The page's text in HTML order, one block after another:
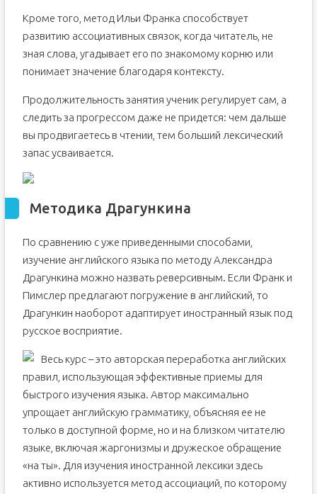
Кроме того, метод Ильи Франка способствует
развитию ассоциативных связок, когда читатель, не
зная слова, угадывает его по знакомому корню или
понимает значение благодаря контексту.
Продолжительность занятия ученик регулирует сам, а
следить за прогрессом даже не придется: чем дальше
вы продвигаетесь в чтении, тем больший лексический
запас усваивается.
Методика Драгункина
По сравнению с уже приведенными способами,
изучение английского языка по методу Александра
Драгункина можно назвать реверсивным. Если Франк и
Пимслер предлагают погружение в английский, то
Драгункин наоборот адаптирует иностранный язык под
русское восприятие.
Весь курс – это авторская переработка английских
правил, использующая эффективные приемы для
быстрого изучения языка. Автор максимально
упрощает английскую грамматику, объясняя ее не
только в доступной форме, но и на близком читателю
языке, включая жаргонизмы и дружеское обращение
«на ты». Для изучения иностранной лексики здесь
активно используется метод ассоциаций, по которому